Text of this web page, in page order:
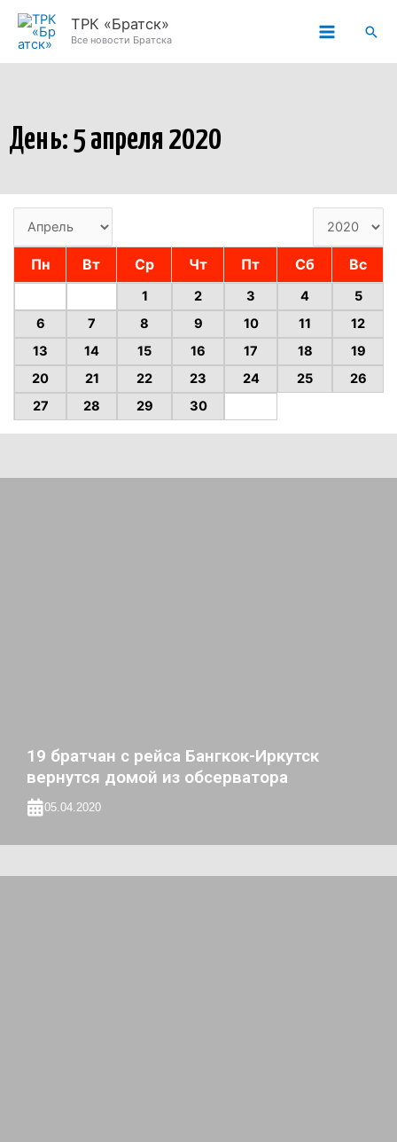
Перейти
ТРК «Братск»
Все новости Братска
День: 5 апреля 2020
Пн Вт Ср Чт Пт Сб Вс
1 2 3 4
5
6
7 8 9 10 11
12
13
14 15 16 17 18
19
20
21 22 23 24 25
26
27
28 29 30
19 братчан с рейса Бангкок-Иркутск
вернутся домой из обсерватора
05.04.2020